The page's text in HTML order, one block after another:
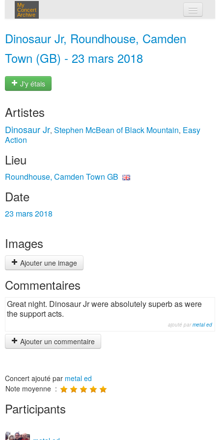
My
Concert
Archive
Dinosaur Jr, Roundhouse, Camden
Town (GB) - 23 mars 2018
J'y étais
Artistes
Dinosaur Jr, Stephen McBean of Black Mountain, Easy
Action
Lieu
Roundhouse, Camden Town GB
Date
23 mars 2018
Images
Ajouter une image
Commentaires
Great night. Dinosaur Jr were absolutely superb as were
the support acts.
ajouté parmetal ed
Ajouter un commentaire
Concert ajouté par metal ed
Note moyenne :
Participants